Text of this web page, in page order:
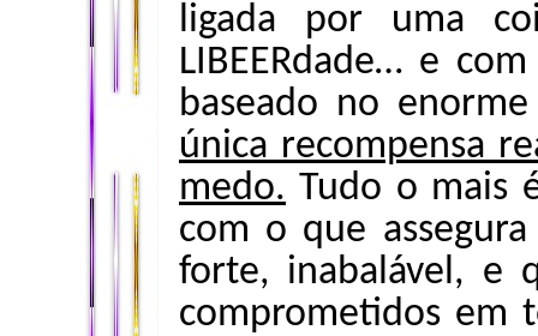
ligada por uma
LIBEERdade… e
baseado no
única recompensa
medo. Tudo o mais
com o que
forte, inabalável, e
comprometidos em